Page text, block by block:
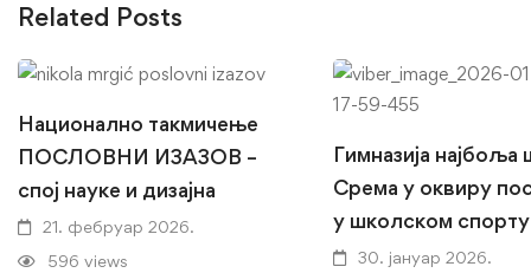
Related Posts
Национално такмичење
ПОСЛОВНИ ИЗАЗОВ –
спој науке и дизајна
21. фебруар 2026.
596 views
Гимназија најбоља
Срема у оквиру
у школском спорту
30. јануар 2026.